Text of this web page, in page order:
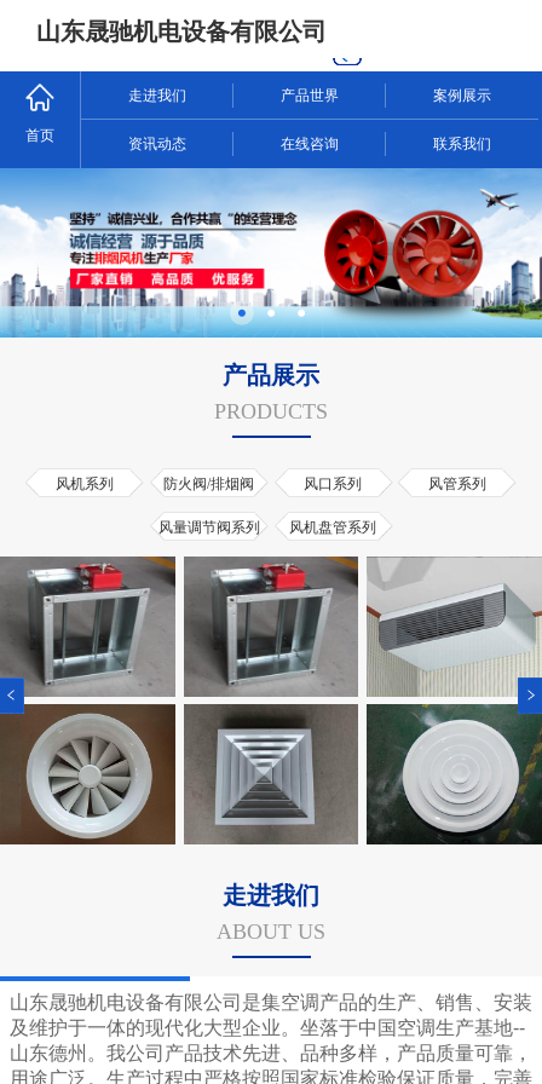
山东晟驰机电设备有限公司
首页
走进我们 产品世界 案例展示
资讯动态 在线咨询 联系我们
产品展示
PRODUCTS
风机系列 防火阀/排烟阀 风口系列 风管系列
风量调节阀系列 风机盘管系列
走进我们
ABOUT US
山东晟驰机电设备有限公司是集空调产品的生产、销售、安装
及维护于一体的现代化大型企业。坐落于中国空调生产基地--
山东德州。我公司产品技术先进、品种多样，产品质量可靠，
用途广泛。生产过程中严格按照国家标准检验保证质量，完善